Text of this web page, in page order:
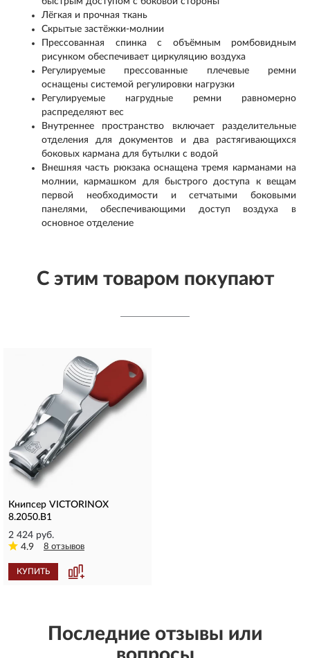
Лёгкая и прочная ткань
Скрытые застёжки-молнии
Прессованная спинка с объёмным ромбовидным
рисунком обеспечивает циркуляцию воздуха
Регулируемые прессованные плечевые ремни
оснащены системой регулировки нагрузки
Регулируемые нагрудные ремни равномерно
распределяют вес
Внутреннее пространство включает разделительные
отделения для документов и два растягивающихся
боковых кармана для бутылки с водой
Внешняя часть рюкзака оснащена тремя карманами на
молнии, кармашком для быстрого доступа к вещам
первой необходимости и сетчатыми боковыми
панелями, обеспечивающими доступ воздуха в
основное отделение
С этим товаром покупают
Книпсер VICTORINOX
8.2050.B1
2 424 руб.
4.9
8 отзывов
КУПИТЬ
Последние отзывы или